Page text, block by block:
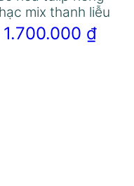
mix thanh liễu
1.700.000 ₫